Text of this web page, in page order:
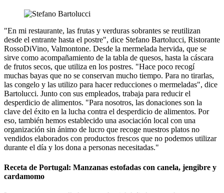
"En mi restaurante, las frutas y verduras sobrantes se reutilizan
desde el entrante hasta el postre", dice Stefano Bartolucci, Ristorante
RossoDiVino, Valmontone. Desde la mermelada hervida, que se
sirve como acompañamiento de la tabla de quesos, hasta la cáscara
de frutos secos, que utiliza en los postres. "Hace poco recogí
muchas bayas que no se conservan mucho tiempo. Para no tirarlas,
las congelo y las utilizo para hacer reducciones o mermeladas", dice
Bartolucci. Junto con sus empleados, trabaja para reducir el
desperdicio de alimentos. "Para nosotros, las donaciones son la
clave del éxito en la lucha contra el desperdicio de alimentos. Por
eso, también hemos establecido una asociación local con una
organización sin ánimo de lucro que recoge nuestros platos no
vendidos elaborados con productos frescos que no podemos utilizar
durante el día y los dona a personas necesitadas."
Receta de Portugal: Manzanas estofadas con canela, jengibre y
cardamomo